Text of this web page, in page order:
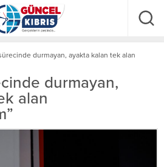
durmayan, ayakta kalan tek alan
durmayan,
alan